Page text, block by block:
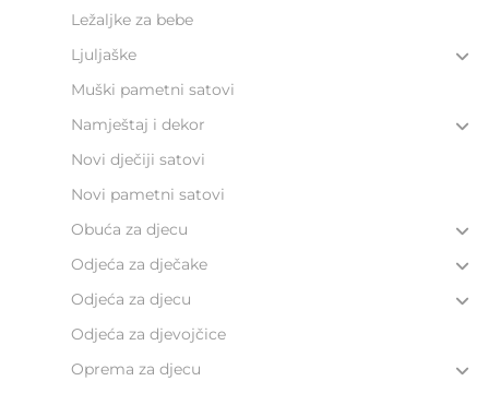
Ležaljke za bebe
Ljuljaške
Muški pametni satovi
Namještaj i dekor
Novi dječiji satovi
Novi pametni satovi
Obuća za djecu
Odjeća za dječake
Odjeća za djecu
Odjeća za djevojčice
Oprema za djecu